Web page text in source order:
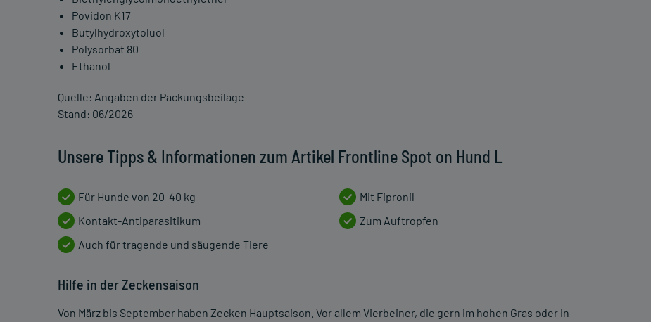
Povidon K17
Butylhydroxytoluol
Polysorbat 80
Ethanol
Quelle: Angaben der Packungsbeilage
Stand: 06/2026
Unsere Tipps & Informationen zum Artikel Frontline Spot on Hund L
Für Hunde von 20-40 kg
Kontakt-Antiparasitikum
Auch für tragende und säugende Tiere
Mit Fipronil
Zum Auftropfen
Hilfe in der Zeckensaison
Von März bis September haben Zecken Hauptsaison. Vor allem Vierbeiner, die gern im hohen Gras oder in